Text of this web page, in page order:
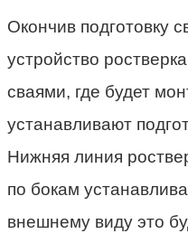
Окончив подготовку
устройство
сваями, где будет
устанавливают
Нижняя линия
по бокам
внешнему виду это